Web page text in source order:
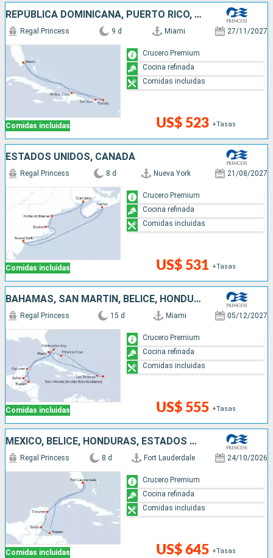
REPÚBLICA DOMINICANA, PUERTO RICO, SAN MARTÍN, ESTADOS UNIDOS
Comidas incluidas
Regal Princess 9 d Miami 27/11/2027
US$ 523 +Tasas
Crucero Premium
Cocina refinada
Comidas incluidas
ESTADOS UNIDOS, CANADÁ
Comidas incluidas
Regal Princess 8 d Nueva York 21/08/2027
US$ 531 +Tasas
Crucero Premium
Cocina refinada
Comidas incluidas
BAHAMAS, SAN MARTÍN, BELICE, HONDURAS, MÉXICO, ESTADOS UNIDOS
Comidas incluidas
Regal Princess 15 d Miami 05/12/2027
US$ 555 +Tasas
Crucero Premium
Cocina refinada
Comidas incluidas
MÉXICO, BELICE, HONDURAS, ESTADOS UNIDOS
Comidas incluidas
Regal Princess 8 d Fort Lauderdale 24/10/2026
US$ 645 +Tasas
Crucero Premium
Cocina refinada
Comidas incluidas